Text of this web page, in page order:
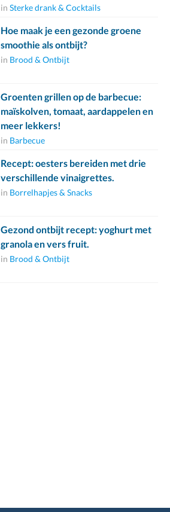
in Sterke drank & Cocktails
Hoe maak je een gezonde groene
smoothie als ontbijt?
in Brood & Ontbijt
Groenten grillen op de barbecue:
maïskolven, tomaat, aardappelen en
meer lekkers!
in Barbecue
Recept: oesters bereiden met drie
verschillende vinaigrettes.
in Borrelhapjes & Snacks
Gezond ontbijt recept: yoghurt met
granola en vers fruit.
in Brood & Ontbijt